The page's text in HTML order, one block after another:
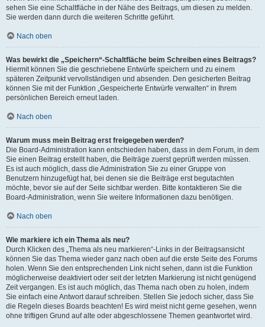
sehen Sie eine Schaltfläche in der Nähe des Beitrags, um diesen zu melden.
Sie werden dann durch die weiteren Schritte geführt.
Nach oben
Was bewirkt die „Speichern“-Schaltfläche beim Schreiben eines Beitrags?
Hiermit können Sie die geschriebene Entwürfe speichern und zu einem
späteren Zeitpunkt vervollständigen und absenden. Den gesicherten Beitrag
können Sie mit der Funktion „Gespeicherte Entwürfe verwalten“ in Ihrem
persönlichen Bereich erneut laden.
Nach oben
Warum muss mein Beitrag erst freigegeben werden?
Die Board-Administration kann entschieden haben, dass in dem Forum, in dem
Sie einen Beitrag erstellt haben, die Beiträge zuerst geprüft werden müssen.
Es ist auch möglich, dass die Administration Sie zu einer Gruppe von
Benutzern hinzugefügt hat, bei denen sie die Beiträge erst begutachten
möchte, bevor sie auf der Seite sichtbar werden. Bitte kontaktieren Sie die
Board-Administration, wenn Sie weitere Informationen dazu benötigen.
Nach oben
Wie markiere ich ein Thema als neu?
Durch Klicken des „Thema als neu markieren“-Links in der Beitragsansicht
können Sie das Thema wieder ganz nach oben auf die erste Seite des Forums
holen. Wenn Sie den entsprechenden Link nicht sehen, dann ist die Funktion
möglicherweise deaktiviert oder seit der letzten Markierung ist nicht genügend
Zeit vergangen. Es ist auch möglich, das Thema nach oben zu holen, indem
Sie einfach eine Antwort darauf schreiben. Stellen Sie jedoch sicher, dass Sie
die Regeln dieses Boards beachten! Es wird meist nicht gerne gesehen, wenn
ohne triftigen Grund auf alte oder abgeschlossene Themen geantwortet wird.